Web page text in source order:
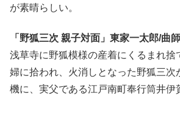
が素晴らしい。
「野狐三次 親子対面」東家一太郎/曲
浅草寺に野狐模様の産着にくるまれ捨
婦に拾われ、火消しとなった野狐三次
機に、実父である江戸南町奉行筒井伊